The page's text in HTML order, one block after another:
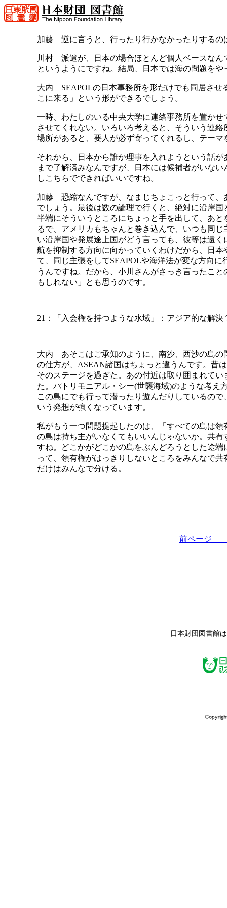
加藤 逆に言うと、行ったり行かなかったりするの
川村 派遣が、日本の場合ほとんど個人ベースなん
というようにですね。結局、日本では海の問題を
大内 SEAPOLの日本事務所を形だけでも同居させ
こに来る」という形ができるでしょう。
一時、わたしのいる中央大学に連絡事務所を置か
させてくれない。いろいろ考えると、そういう連
場所があると、要人が必ず寄ってくれるし、テー
それから、日本から誰か理事を入れようという話
まで了解済みなんですが、日本には候補者がいな
しこちらでできればいいですね。
加藤 恐縮なんですが、なまじちょこっと行って、
でしょう。最後は数の論理で行くと、絶対に沿岸
半端にそういうところにちょっと手を出して、あ
るで、アメリカもちゃんと巻き込んで、いつも同
い沿岸国や発展途上国がどう言っても、彼等は遠
航を抑制する方向に向かっていくわけだから、日
て、同じ主張をしてSEAPOLや海洋法が変な方向
うんですね。だから、小川さんがさっき言ったこ
もしれない」とも思うのです。
21：「入会権を持つような水域」：アジア的な解決
大内 あそこはご承知のように、南沙、西沙の島の
の仕方が、ASEAN諸国はちょっと違うんです。昔
そのステージを過ぎた。あの付近は取り囲まれて
た。パトリモニアル・シー(世襲海域)のような考え
この島にでも行って潜ったり遊んだりしているの
いう発想が強くなっています。
私がもう一つ問題提起したのは、「すべての島は
の島は持ち主がいなくてもいいんじゃないか。共
すね。どこかがどこかの島をぶんどろうとした途
って、領有権がはっきりしないところをみんなで
だけはみんなで分ける。
前ペー
日本財団図書館